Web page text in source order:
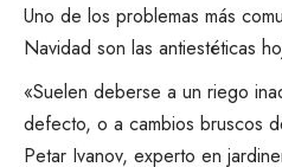
Uno de los problemas más
Navidad son las antiestéticas
«Suelen deberse a un riego
defecto, o a cambios bruscos
Petar Ivanov, experto en